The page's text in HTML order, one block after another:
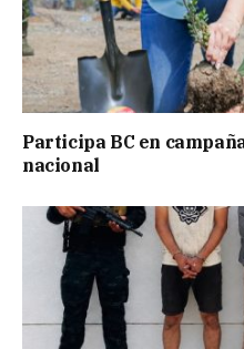
Participa BC en
nacional